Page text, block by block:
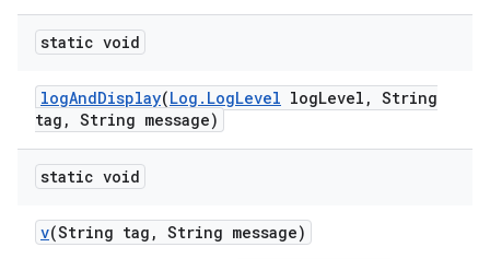
static void
logAndDisplay(Log . LogLevel logLevel , String
tag , String message)
static void
v(String tag , String message)